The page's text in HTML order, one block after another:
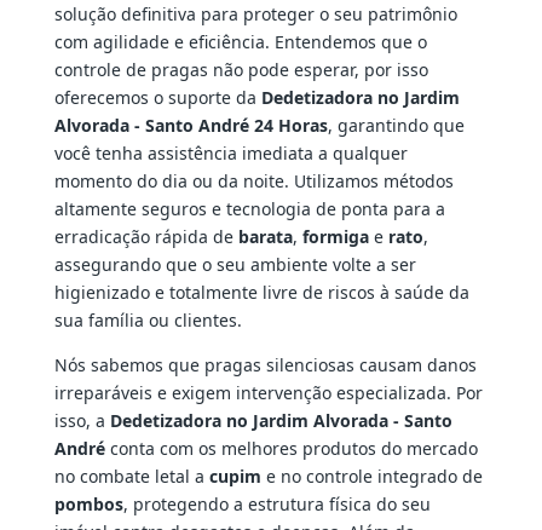
solução definitiva para proteger o seu patrimônio
com agilidade e eficiência. Entendemos que o
controle de pragas não pode esperar, por isso
oferecemos o suporte da Dedetizadora no Jardim
Alvorada - Santo André 24 Horas, garantindo que
você tenha assistência imediata a qualquer
momento do dia ou da noite. Utilizamos métodos
altamente seguros e tecnologia de ponta para a
erradicação rápida de barata, formigae rato,
assegurando que o seu ambiente volte a ser
higienizado e totalmente livre de riscos à saúde da
sua família ou clientes.
Nós sabemos que pragas silenciosas causam danos
irreparáveis e exigem intervenção especializada. Por
isso, a Dedetizadora no Jardim Alvorada - Santo
Andréconta com os melhores produtos do mercado
no combate letal a cupim e no controle integrado de
pombos, protegendo a estrutura física do seu